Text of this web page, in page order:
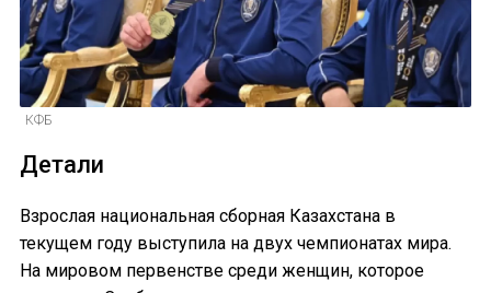
КФБ
Детали
Взрослая национальная сборная Казахстана в
текущем году выступила на двух чемпионатах мира.
На мировом первенстве среди женщин, которое